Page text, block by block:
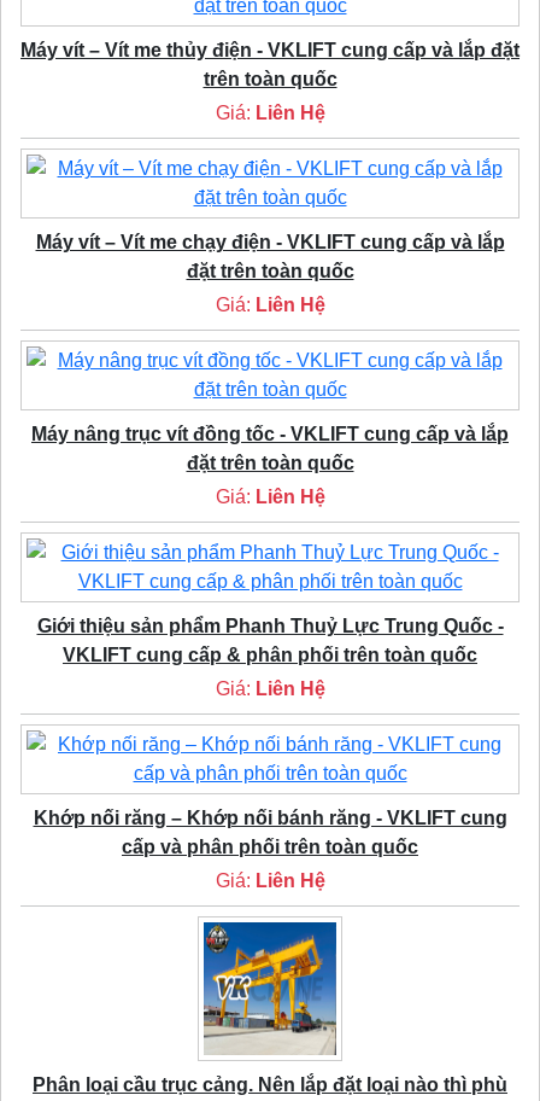
Máy vít – Vít me thủy điện - VKLIFT cung cấp và lắp đặt
trên toàn quốc
Giá: Liên Hệ
Máy vít – Vít me chạy điện - VKLIFT cung cấp và lắp
đặt trên toàn quốc
Giá: Liên Hệ
Máy nâng trục vít đồng tốc - VKLIFT cung cấp và lắp
đặt trên toàn quốc
Giá: Liên Hệ
Giới thiệu sản phẩm Phanh Thuỷ Lực Trung Quốc -
VKLIFT cung cấp & phân phối trên toàn quốc
Giá: Liên Hệ
Khớp nối răng – Khớp nối bánh răng - VKLIFT cung
cấp và phân phối trên toàn quốc
Giá: Liên Hệ
Phân loại cầu trục cảng. Nên lắp đặt loại nào thì phù